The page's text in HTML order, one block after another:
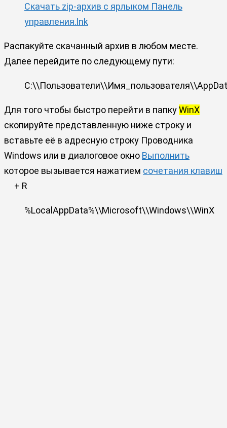
Скачать zip-архив с ярлыком Панель
управления.lnk
Распакуйте скачанный архив в любом месте.
Далее перейдите по следующему пути:
Для того чтобы быстро перейти в папкуWinX
скопируйте представленную ниже строку и
вставьте её в адресную строку Проводника
Windows или в диалоговое окно Выполнить
которое вызывается нажатием сочетания клавиш
+ R
%LocalAppData%\\Microsoft\\Windows\\WinX